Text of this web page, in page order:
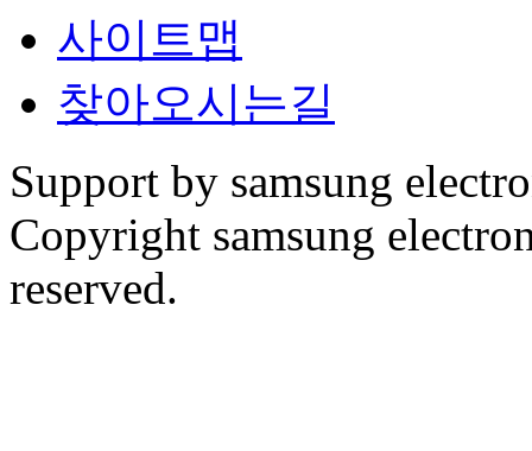
사이트맵
찾아오시는길
Support by samsung
Copyright samsung
reserved.